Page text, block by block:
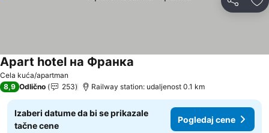
Deli
Cela kuća/apartman
Apart hotel на Франка
8,9 Odlično 253 Railway station: udaljenost 0.1 km
Izaberi datume da bi se prikazale
tačne cene
Pogledaj cene